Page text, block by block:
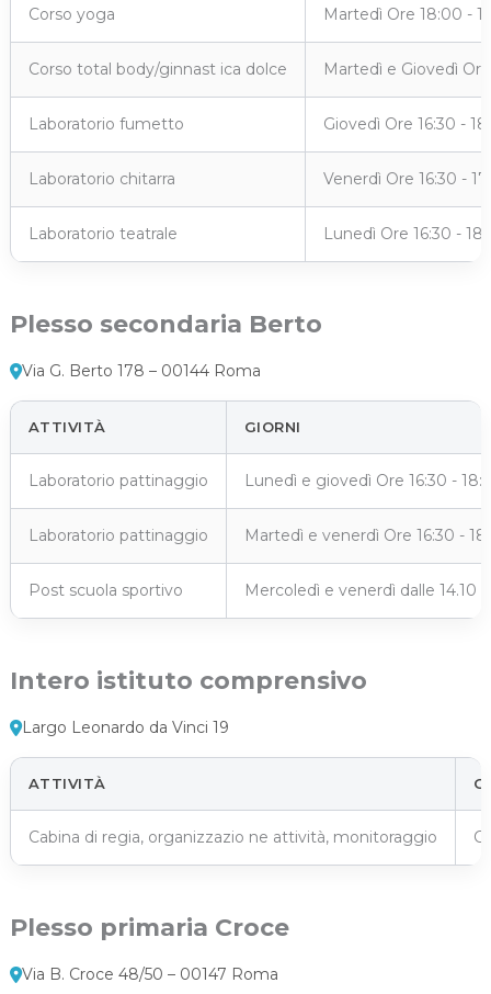
Corso yoga Martedì Ore 18:00 -
Corso total body/ginnast ica dolce Martedì e Giovedì
Laboratorio fumetto Giovedì Ore 16:30 -
Laboratorio chitarra Venerdì Ore 16:30 -
Laboratorio teatrale Lunedì Ore 16:30 -
Plesso secondaria Berto
Via G. Berto 178 – 00144 Roma
ATTIVITÀ GIORNI
Laboratorio pattinaggio Lunedì e giovedì Ore 16:30 -
Laboratorio pattinaggio Martedì e venerdì Ore 16:30 -
Post scuola sportivo Mercoledì e venerdì dalle 14.10
Intero istituto comprensivo
Largo Leonardo da Vinci 19
ATTIVITÀ
Cabina di regia, organizzazio ne attività, monitoraggio
Plesso primaria Croce
Via B. Croce 48/50 – 00147 Roma